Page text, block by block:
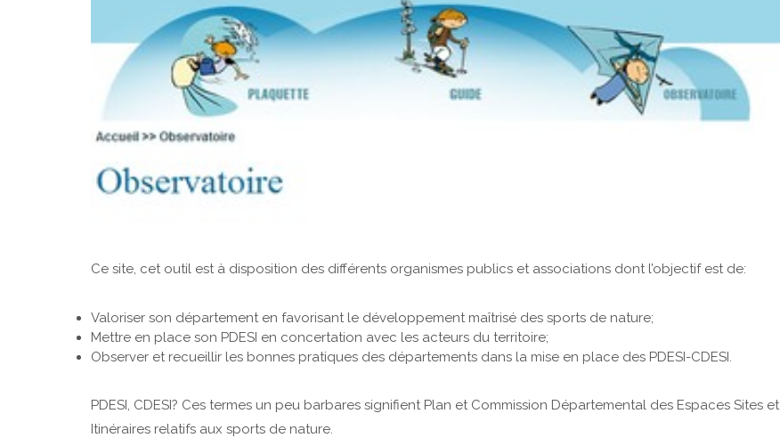
Ce site, cet outil est à disposition des différents organismes publics et associations dont l’objectif est de:
Valoriser son département en favorisant le développement maîtrisé des sports de nature;
Mettre en place son PDESI en concertation avec les acteurs du territoire;
Observer et recueillir les bonnes pratiques des départements dans la mise en place des PDESI-CDESI.
PDESI, CDESI? Ces termes un peu barbares signifient Plan et Commission Départemental des Espaces Sites et
Itinéraires relatifs aux sports de nature.